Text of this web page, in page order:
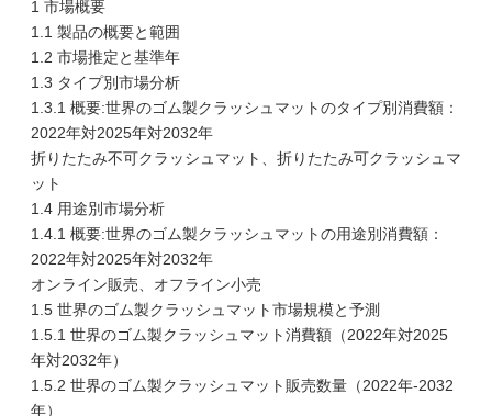
1 市場概要
1.1 製品の概要と範囲
1.2 市場推定と基準年
1.3 タイプ別市場分析
1.3.1 概要:世界のゴム製クラッシュマットのタイプ別消費額：
2022年対2025年対2032年
折りたたみ不可クラッシュマット、折りたたみ可クラッシュマ
ット
1.4 用途別市場分析
1.4.1 概要:世界のゴム製クラッシュマットの用途別消費額：
2022年対2025年対2032年
オンライン販売、オフライン小売
1.5 世界のゴム製クラッシュマット市場規模と予測
1.5.1 世界のゴム製クラッシュマット消費額（2022年対2025
年対2032年）
1.5.2 世界のゴム製クラッシュマット販売数量（2022年-2032
年）